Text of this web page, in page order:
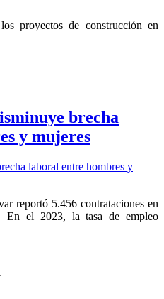
proyectos de construcción en
brecha
y mujeres
reportó 5.456 contrataciones en
En el 2023, la tasa de empleo